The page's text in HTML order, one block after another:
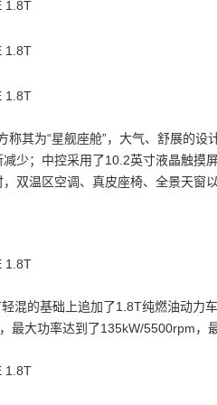
称其为“星舰座舱”，大气、舒展的
少；中控采用了10.2英寸液晶触摸
双温区空调、真皮座椅、全景天窗
混的基础上追加了1.8T纯燃油动力
最大功率达到了135kW/5500rpm，